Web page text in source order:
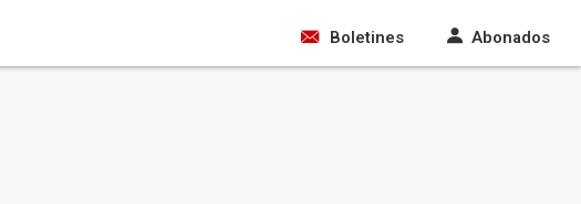
Boletines Abonados